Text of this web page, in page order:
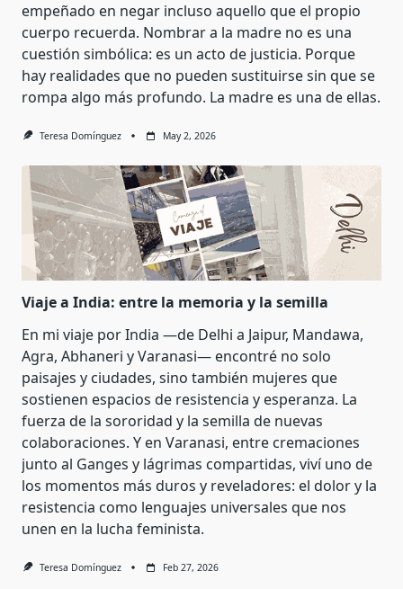
empeñado en negar incluso aquello que el propio
cuerpo recuerda. Nombrar a la madre no es una
cuestión simbólica: es un acto de justicia. Porque
hay realidades que no pueden sustituirse sin que se
rompa algo más profundo. La madre es una de ellas.
Teresa Domínguez May 2, 2026
Viaje a India: entre la memoria y la semilla
En mi viaje por India —de Delhi a Jaipur, Mandawa,
Agra, Abhaneri y Varanasi— encontré no solo
paisajes y ciudades, sino también mujeres que
sostienen espacios de resistencia y esperanza. La
fuerza de la sororidad y la semilla de nuevas
colaboraciones. Y en Varanasi, entre cremaciones
junto al Ganges y lágrimas compartidas, viví uno de
los momentos más duros y reveladores: el dolor y la
resistencia como lenguajes universales que nos
unen en la lucha feminista.
Teresa Domínguez Feb 27, 2026